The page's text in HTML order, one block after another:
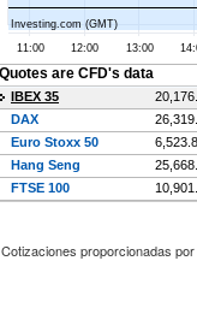
Cotizaciones proporcionadas por